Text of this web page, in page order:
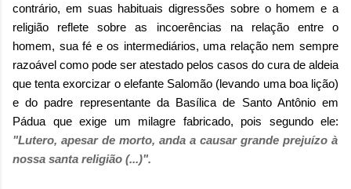
contrário, em suas habituais digressões sobre o homem e a
religião reflete sobre as incoerências na relação entre o
homem, sua fé e os intermediários, uma relação nem sempre
razoável como pode ser atestado pelos casos do cura de aldeia
que tenta exorcizar o elefante Salomão (levando uma boa lição)
e do padre representante da Basílica de Santo Antônio em
Pádua que exige um milagre fabricado, pois segundo ele:
"Lutero, apesar de morto, anda a causar grande prejuízo à
nossa santa religião (...)".